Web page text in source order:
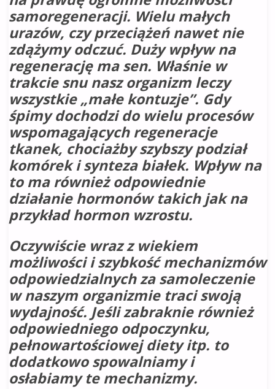
samoregeneracji. Wielu małych
urazów, czy przeciążeń nawet nie
zdążymy odczuć. Duży wpływ na
regenerację ma sen. Właśnie w
trakcie snu nasz organizm leczy
wszystkie „małe kontuzje”. Gdy
śpimy dochodzi do wielu procesów
wspomagających regeneracje
tkanek, chociażby szybszy podział
komórek i synteza białek. Wpływ na
to ma również odpowiednie
działanie hormonów takich jak na
przykład hormon wzrostu.
Oczywiście wraz z wiekiem
możliwości i szybkość mechanizmów
odpowiedzialnych za samoleczenie
w naszym organizmie traci swoją
wydajność. Jeśli zabraknie również
odpowiedniego odpoczynku,
pełnowartościowej diety itp. to
dodatkowo spowalniamy i
osłabiamy te mechanizmy.